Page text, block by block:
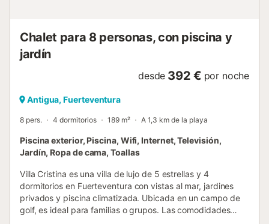
Chalet para 8 personas, con piscina y
jardín
desde 392 € por noche
Antigua, Fuerteventura
8 pers. 4 dormitorios 189 m² A 1,3 km de la playa
Piscina exterior, Piscina, Wifi, Internet, Televisión,
Jardín, Ropa de cama, Toallas
Villa Cristina es una villa de lujo de 5 estrellas y 4
dormitorios en Fuerteventura con vistas al mar, jardines
privados y piscina climatizada. Ubicada en un campo de
golf, es ideal para familias o grupos. Las comodidades